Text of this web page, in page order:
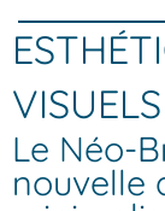
VISUELS
Le Néo-
nouvelle